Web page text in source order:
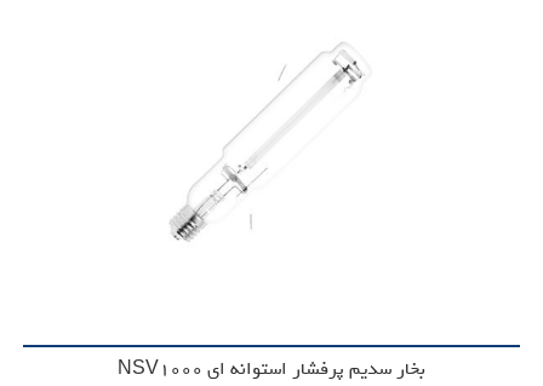
بخار سدیم پرفشار استوانه ای NSV1000